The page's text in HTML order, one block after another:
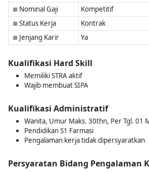
■ Nominal Gaji Kompetitif
■ Status Kerja Kontrak
■ Jenjang Karir Ya
Kualifikasi Hard Skill
Memiliki STRA aktif
Wajib membuat SIPA
Kualifikasi Administratif
Wanita, Umur Maks. 30thn, Per Tgl. 01
Pendidikan S1 Farmasi
Pengalaman kerja tidak dipersyaratkan
Persyaratan Bidang Pengalaman